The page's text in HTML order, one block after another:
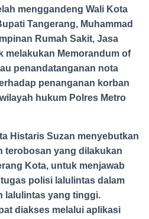
menggandeng Wali Kota
Tangerang, Muhammad
Rumah Sakit, Jasa
melakukan Memorandum of
penandatanganan nota
penanganan korban
hukum Polres Metro
Histaris Suzan menyebutkan
terobosan yang dilakukan
Kota, untuk menjawab
polisi lalulintas dalam
lalulintas yang tinggi.
diakses melalui aplikasi